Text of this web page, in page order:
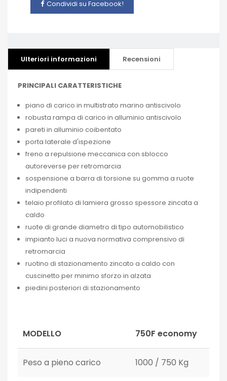
Condividi su Facebook!
Ulteriori informazioni Recensioni
PRINCIPALI CARATTERISTICHE
piano di carico in multistrato marino antiscivolo
robusta rampa di carico in alluminio antiscivolo
pareti in alluminio coibentato
porta laterale d'ispezione
freno a repulsione meccanica con sblocco
autoreverse per retromarcia
sospensione a barra di torsione su gomma a ruote
indipendenti
telaio profilato di lamiera grosso spessore zincata a
caldo
ruote di grande diametro di tipo automobilistico
impianto luci a nuova normativa comprensivo di
retromarcia
ruotino di stazionamento zincato a caldo con
cuscinetto per minimo sforzo in alzata
piedini posteriori di stazionamento
MODELLO 750F economy
Peso a pieno carico 1000 / 750 Kg